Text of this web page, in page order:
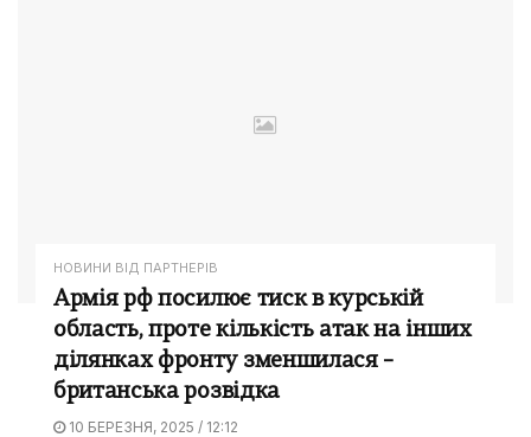
НОВИНИ ВІД ПАРТНЕРІВ
Армія рф посилює тиск в курській
область, проте кількість атак на інших
ділянках фронту зменшилася –
британська розвідка
10 БЕРЕЗНЯ, 2025 / 12:12